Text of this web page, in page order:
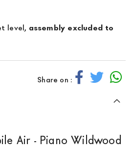
level, assembly excluded to
Share on :
Air - Piano Wildwood